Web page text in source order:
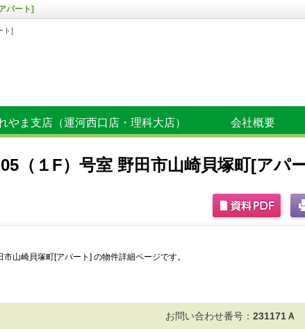
パート]
ト]
やま支店（運河西口店・理科大店） 会社概要
（１F）号室 野田市山崎貝塚町[アパ
山崎貝塚町[アパート] の物件詳細ページです。
お問い合わせ番号： 231171Ａ